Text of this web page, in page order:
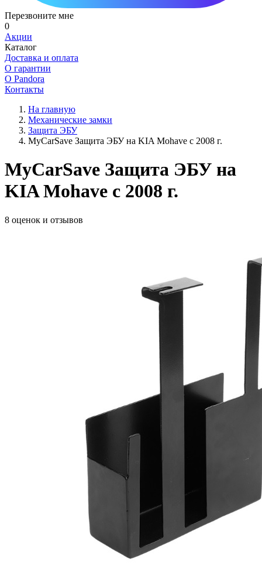
Перезвоните мне
0
Акции
Каталог
Доставка и оплата
О гарантии
О Pandora
Контакты
На главную
Механические замки
Защита ЭБУ
MyCarSave Защита ЭБУ на KIA Mohave с 2008 г.
MyCarSave Защита ЭБУ на
KIA Mohave с 2008 г.
8 оценок и отзывов